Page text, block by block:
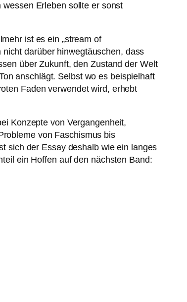
Erleben sollte er sonst
ist es ein „stream of
darüber hinwegtäuschen, dass
über Zukunft, den Zustand der Welt
anschlägt. Selbst wo es beispielhaft
Faden verwendet wird, erhebt
Konzepte von Vergangenheit,
von Faschismus bis
sich der Essay deshalb wie ein langes
ein Hoffen auf den nächsten Band: